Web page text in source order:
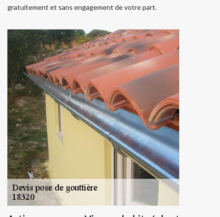
gratuitement et sans engagement de votre part.